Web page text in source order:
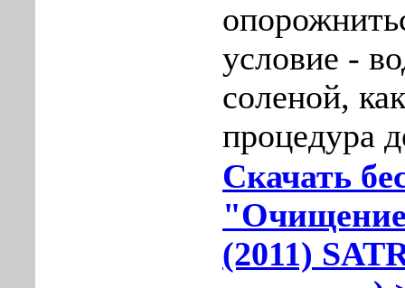
условие -
соленой,
процедура
Скачать
(2011)